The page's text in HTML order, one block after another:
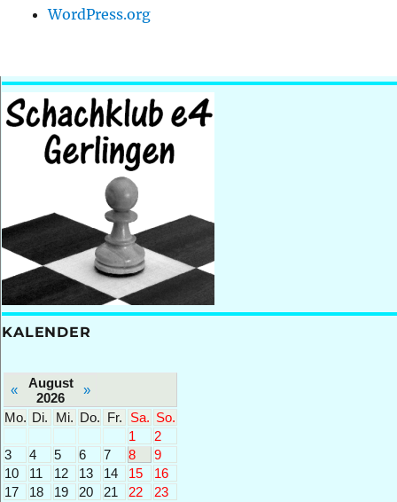
WordPress.org
KALENDER
«
August
2026
»
Mo. Di. Mi. Do. Fr. Sa. So.
1
2
3
4 5 6 7 8
9
10
11 12 13 14 15
16
17
18 19 20 21 22
23